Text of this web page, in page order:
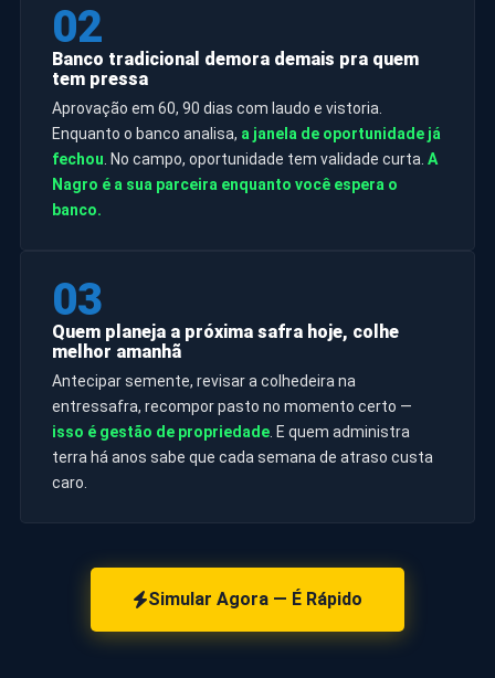
02
Banco tradicional demora demais pra quem
tem pressa
Aprovação em 60, 90 dias com laudo e vistoria.
Enquanto o banco analisa, a janela de oportunidade já
fechou . No campo, oportunidade tem validade curta. A
Nagro é a sua parceira enquanto você espera o
banco.
03
Quem planeja a próxima safra hoje, colhe
melhor amanhã
Antecipar semente, revisar a colhedeira na
entressafra, recompor pasto no momento certo —
isso é gestão de propriedade . E quem administra
terra há anos sabe que cada semana de atraso custa
caro.
Simular Agora — É Rápido